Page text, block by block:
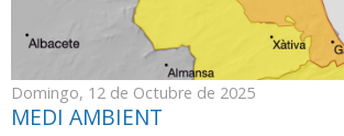
Domingo, 12 de Octubre de 2025
MEDI AMBIENT